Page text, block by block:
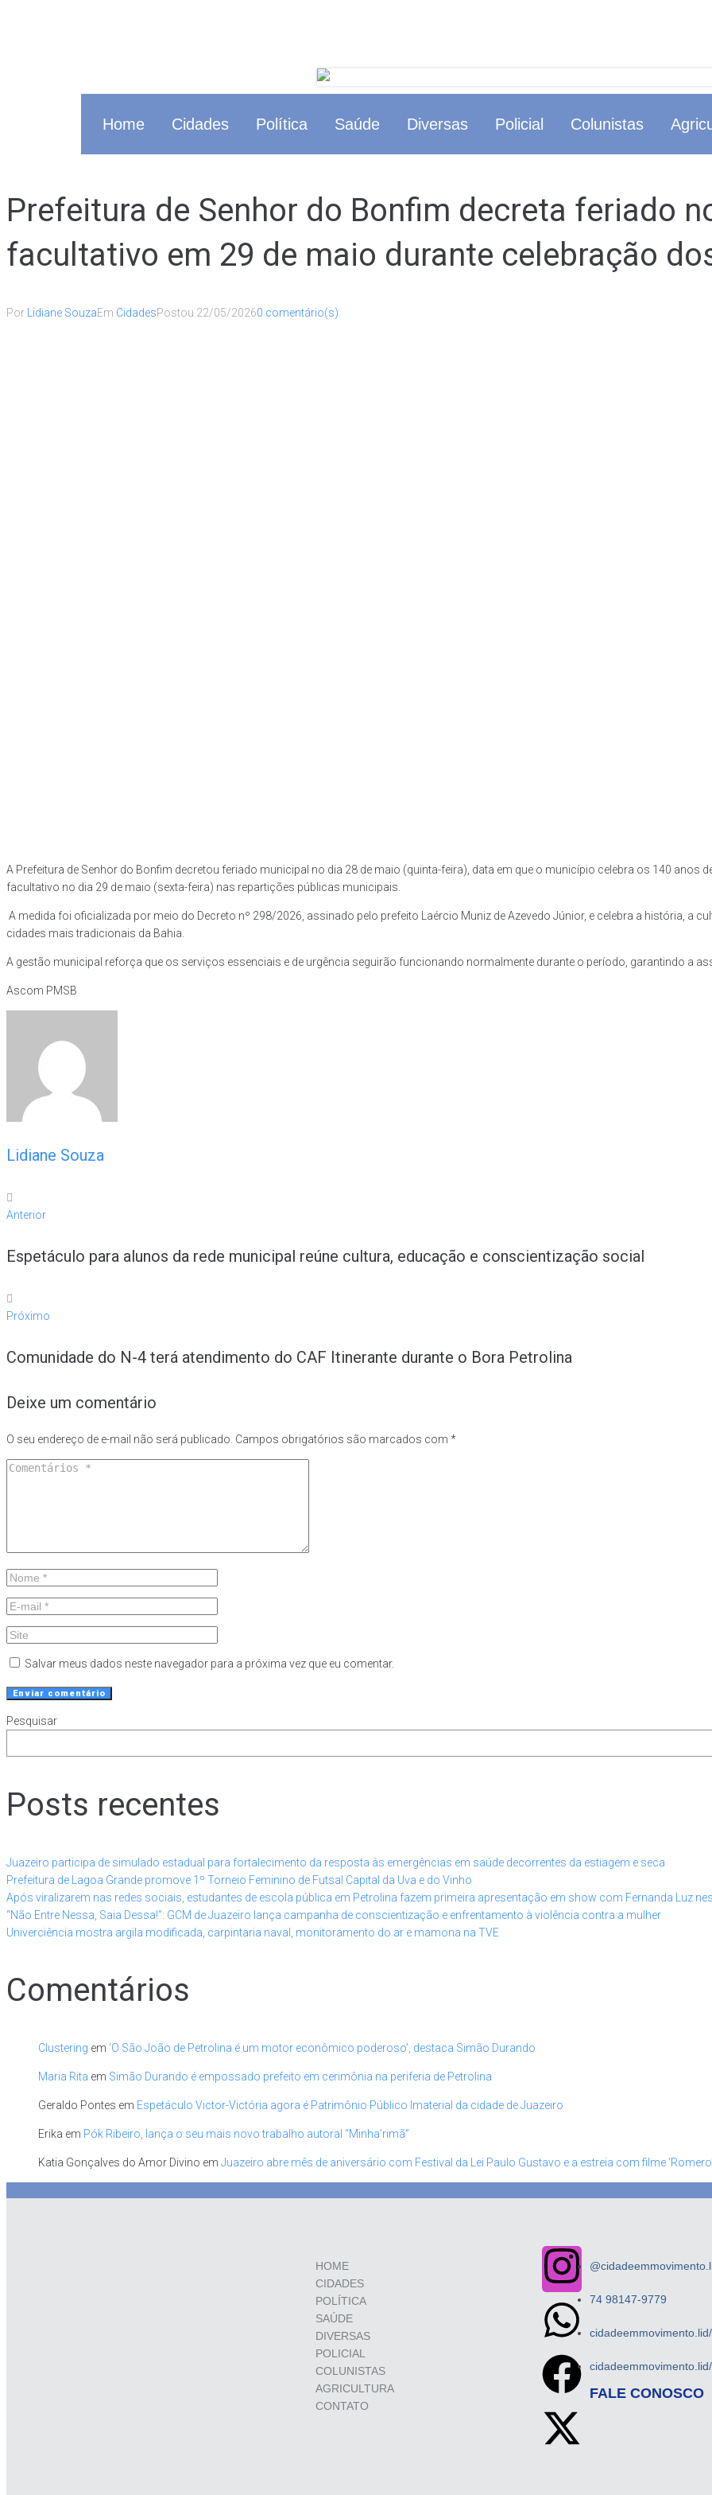
Home Cidades Política Saúde Diversas Policial Colunistas
Prefeitura de Senhor do Bonfim decreta feriado
facultativo em 29 de maio durante celebração
Por Lidiane SouzaEm CidadesPostou 22/05/20260 comentário(s)
A Prefeitura de Senhor do Bonfim decretou feriado municipal no dia 28 de maio (quinta-feira), data em que o município celebra os 140 anos
facultativo no dia 29 de maio (sexta-feira) nas repartições públicas municipais.
A medida foi oficializada por meio do Decreto nº 298/2026, assinado pelo prefeito Laércio Muniz de Azevedo Júnior, e celebra a história, a
cidades mais tradicionais da Bahia.
A gestão municipal reforça que os serviços essenciais e de urgência seguirão funcionando normalmente durante o período, garantindo a
Ascom PMSB
Lidiane Souza
Anterior
Espetáculo para alunos da rede municipal reúne cultura, educação e conscientização social
Próximo
Comunidade do N-4 terá atendimento do CAF Itinerante durante o Bora Petrolina
Deixe um comentário
O seu endereço de e-mail não será publicado. Campos obrigatórios são marcados com *
Salvar meus dados neste navegador para a próxima vez que eu comentar.
Pesquisar
Posts recentes
Juazeiro participa de simulado estadual para fortalecimento da resposta às emergências em saúde decorrentes da estiagem e seca
Prefeitura de Lagoa Grande promove 1º Torneio Feminino de Futsal Capital da Uva e do Vinho
Após viralizarem nas redes sociais, estudantes de escola pública em Petrolina fazem primeira apresentação em show com Fernanda Luz
“Não Entre Nessa, Saia Dessa!”: GCM de Juazeiro lança campanha de conscientização e enfrentamento à violência contra a mulher
Univerciência mostra argila modificada, carpintaria naval, monitoramento do ar e mamona na TVE
Comentários
Clustering em ‘O São João de Petrolina é um motor econômico poderoso’, destaca Simão Durando
Maria Rita em Simão Durando é empossado prefeito em cerimônia na periferia de Petrolina
Geraldo Pontes em Espetáculo Victor-Victória agora é Patrimônio Público Imaterial da cidade de Juazeiro
Erika em Pók Ribeiro, lança o seu mais novo trabalho autoral “Minha’rimã”
Katia Gonçalves do Amor Divino em Juazeiro abre mês de aniversário com Festival da Lei Paulo Gustavo e a estreia com filme ‘Romero’
HOME
CIDADES
POLÍTICA
SAÚDE
DIVERSAS
POLICIAL
COLUNISTAS
AGRICULTURA
CONTATO
74 98147-9779
cidadeemmovimento.lid/
cidadeemmovimento.lid/
FALE CONOSCO